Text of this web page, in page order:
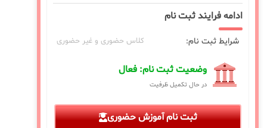
ادامه فرایند ثبت نام
شرایط ثبت نام: کلاس حضوری و غیر حضوری
وضعیت ثبت نام: فعال
در حال تکمیل ظرفیت
ثبت نام آموزش حضوری